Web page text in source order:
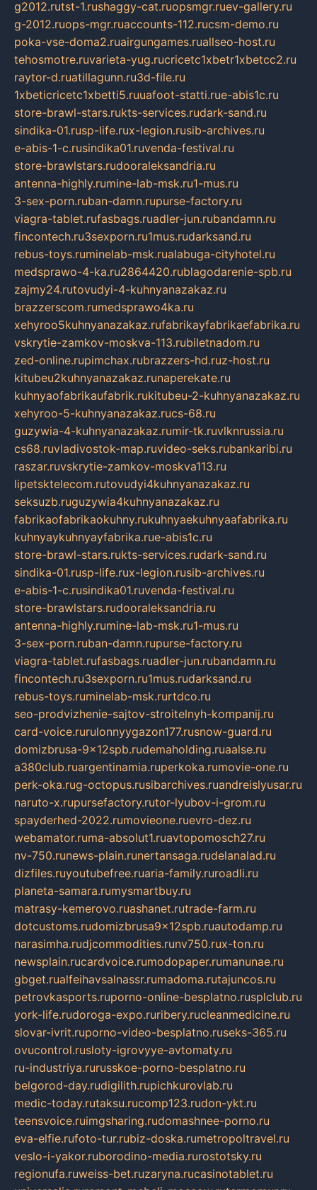
g2012.rutst-1.rushaggy-cat.ruopsmgr.ruev-gallery.ru
g-2012.ruops-mgr.ruaccounts-112.rucsm-demo.ru
poka-vse-doma2.ruairgungames.ruallseo-host.ru
tehosmotre.ruvarieta-yug.rucricetc1xbetr1xbetcc2.ru
raytor-d.ruatillagunn.ru3d-file.ru
1xbeticricetc1xbetti5.ruuafoot-statti.rue-abis1c.ru
store-brawl-stars.rukts-services.rudark-sand.ru
sindika-01.rusp-life.rux-legion.rusib-archives.ru
e-abis-1-c.rusindika01.ruvenda-festival.ru
store-brawlstars.rudooraleksandria.ru
antenna-highly.rumine-lab-msk.ru1-mus.ru
3-sex-porn.ruban-damn.rupurse-factory.ru
viagra-tablet.rufasbags.ruadler-jun.rubandamn.ru
fincontech.ru3sexporn.ru1mus.rudarksand.ru
rebus-toys.ruminelab-msk.rualabuga-cityhotel.ru
medsprawo-4-ka.ru2864420.rublagodarenie-spb.ru
zajmy24.rutovudyi-4-kuhnyanazakaz.ru
brazzerscom.rumedsprawo4ka.ru
xehyroo5kuhnyanazakaz.rufabrikayfabrikaefabrika.ru
vskrytie-zamkov-moskva-113.rubiletnadom.ru
zed-online.rupimchax.rubrazzers-hd.ruz-host.ru
kitubeu2kuhnyanazakaz.runaperekate.ru
kuhnyaofabrikaufabrik.rukitubeu-2-kuhnyanazakaz.ru
xehyroo-5-kuhnyanazakaz.rucs-68.ru
guzywia-4-kuhnyanazakaz.rumir-tk.ruvlknrussia.ru
cs68.ruvladivostok-map.ruvideo-seks.rubankaribi.ru
raszar.ruvskrytie-zamkov-moskva113.ru
lipetsktelecom.rutovudyi4kuhnyanazakaz.ru
seksuzb.ruguzywia4kuhnyanazakaz.ru
fabrikaofabrikaokuhny.rukuhnyaekuhnyaafabrika.ru
kuhnyaykuhnyayfabrika.rue-abis1c.ru
store-brawl-stars.rukts-services.rudark-sand.ru
sindika-01.rusp-life.rux-legion.rusib-archives.ru
e-abis-1-c.rusindika01.ruvenda-festival.ru
store-brawlstars.rudooraleksandria.ru
antenna-highly.rumine-lab-msk.ru1-mus.ru
3-sex-porn.ruban-damn.rupurse-factory.ru
viagra-tablet.rufasbags.ruadler-jun.rubandamn.ru
fincontech.ru3sexporn.ru1mus.rudarksand.ru
rebus-toys.ruminelab-msk.rurtdco.ru
seo-prodvizhenie-sajtov-stroitelnyh-kompanij.ru
card-voice.rurulonnyygazon177.rusnow-guard.ru
domizbrusa-9x12spb.rudemaholding.ruaalse.ru
a380club.ruargentinamia.ruperkoka.rumovie-one.ru
perk-oka.rug-octopus.rusibarchives.ruandreislyusar.ru
naruto-x.rupursefactory.rutor-lyubov-i-grom.ru
spayderhed-2022.rumovieone.ruevro-dez.ru
webamator.ruma-absolut1.ruavtopomosch27.ru
nv-750.runews-plain.runertansaga.rudelanalad.ru
dizfiles.ruyoutubefree.ruaria-family.ruroadli.ru
planeta-samara.rumysmartbuy.ru
matrasy-kemerovo.ruashanet.rutrade-farm.ru
dotcustoms.rudomizbrusa9x12spb.ruautodamp.ru
narasimha.rudjcommodities.runv750.rux-ton.ru
newsplain.rucardvoice.rumodopaper.rumanunae.ru
gbget.rualfeihavsalnassr.rumadoma.rutajuncos.ru
petrovkasports.ruporno-online-besplatno.rusplclub.ru
york-life.rudoroga-expo.ruribery.rucleanmedicine.ru
slovar-ivrit.ruporno-video-besplatno.ruseks-365.ru
ovucontrol.rusloty-igrovyye-avtomaty.ru
ru-industriya.rurusskoe-porno-besplatno.ru
belgorod-day.rudigilith.rupichkurovlab.ru
medic-today.rutaksu.rucomp123.rudon-ykt.ru
teensvoice.ruimgsharing.rudomashnee-porno.ru
eva-elfie.rufoto-tur.rubiz-doska.rumetropoltravel.ru
veslo-i-yakor.ruborodino-media.rurostotsky.ru
regionufa.ruweiss-bet.ruzaryna.rucasinotablet.ru